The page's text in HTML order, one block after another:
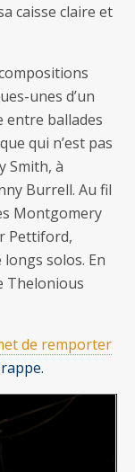
caisse claire et
unes d’un
entre ballades
qui n’est pas
Smith, à
Burrell. Au fil
Montgomery
Pettiford,
longs solos. En
Thelonious
de remporter